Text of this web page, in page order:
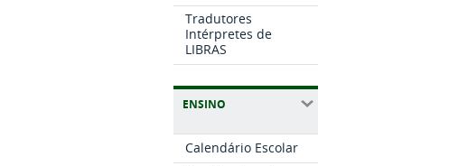
Tradutores
Intérpretes de
LIBRAS
ENSINO
Calendário Escolar